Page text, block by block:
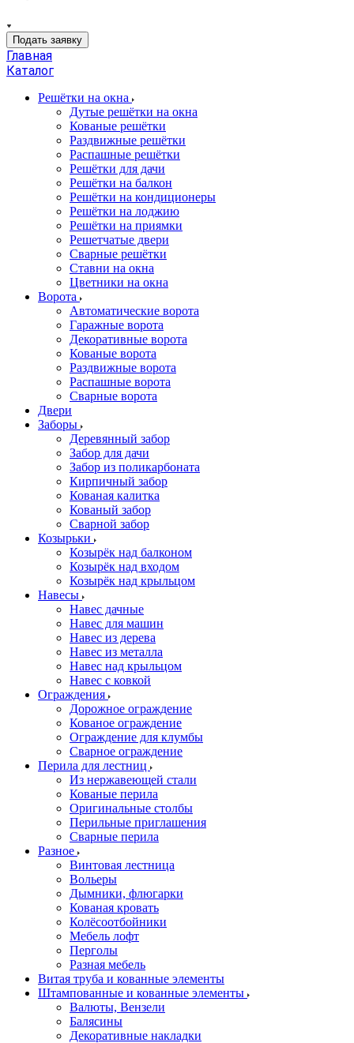
Подать заявку
Главная
Каталог
Решётки на окна
Дутые решётки на окна
Кованые решётки
Раздвижные решётки
Распашные решётки
Решётки для дачи
Решётки на балкон
Решётки на кондиционеры
Решётки на лоджию
Решётки на приямки
Решетчатые двери
Сварные решётки
Ставни на окна
Цветники на окна
Ворота
Автоматические ворота
Гаражные ворота
Декоративные ворота
Кованые ворота
Раздвижные ворота
Распашные ворота
Сварные ворота
Двери
Заборы
Деревянный забор
Забор для дачи
Забор из поликарбоната
Кирпичный забор
Кованая калитка
Кованый забор
Сварной забор
Козырьки
Козырёк над балконом
Козырёк над входом
Козырёк над крыльцом
Навесы
Навес дачные
Навес для машин
Навес из дерева
Навес из металла
Навес над крыльцом
Навес с ковкой
Ограждения
Дорожное ограждение
Кованое ограждение
Ограждение для клумбы
Сварное ограждение
Перила для лестниц
Из нержавеющей стали
Кованые перила
Оригинальные столбы
Перильные приглашения
Сварные перила
Разное
Винтовая лестница
Вольеры
Дымники, флюгарки
Кованая кровать
Колёсоотбойники
Мебель лофт
Перголы
Разная мебель
Витая труба и кованные элементы
Штампованные и кованные элементы
Валюты, Вензели
Балясины
Декоративные накладки